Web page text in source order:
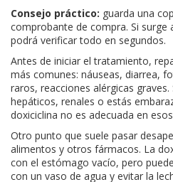
Consejo práctico: guarda una
comprobante de compra. Si surge
podrá verificar todo en segundos.
Antes de iniciar el tratamiento,
más comunes: náuseas, diarrea,
raros, reacciones alérgicas
hepáticos, renales o estás
doxiciclina no es adecuada en
Otro punto que suele pasar
alimentos y otros fármacos. La
con el estómago vacío, pero
con un vaso de agua y evitar la